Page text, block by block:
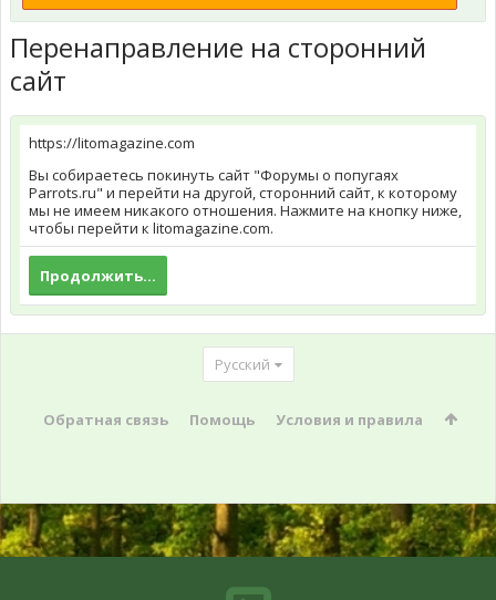
Перенаправление на сторонний
сайт
https://litomagazine.com
Вы собираетесь покинуть сайт "Форумы о попугаях
Parrots.ru" и перейти на другой, сторонний сайт, к которому
мы не имеем никакого отношения. Нажмите на кнопку ниже,
чтобы перейти к litomagazine.com.
Продолжить...
Русский
Обратная связь Помощь Условия и правила